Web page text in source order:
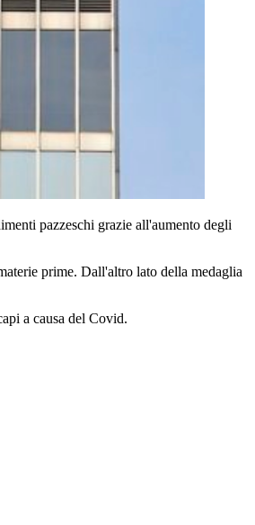
pazzeschi grazie all'aumento degli
prime. Dall'altro lato della medaglia
a causa del Covid.